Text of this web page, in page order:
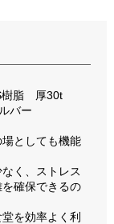
樹脂 厚30t
バー
としても機能
く、ストレス
確保できるの
を効率よく利